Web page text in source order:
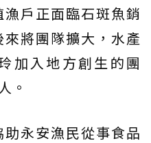
戶正面臨石斑魚銷
將團隊擴大，水產
加入地方創生的團
。
永安漁民從事食品